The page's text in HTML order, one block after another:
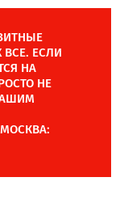
ЕСЛИ
НА
НЕ